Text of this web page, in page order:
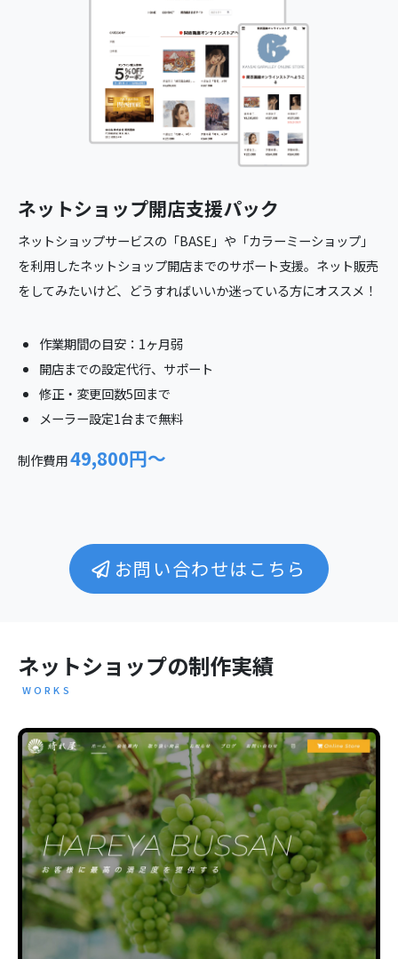
ネットショップ開店支援パック
ネットショップサービスの「BASE」や「カラーミーショップ」
を利用したネットショップ開店までのサポート支援。ネット販売
をしてみたいけど、どうすればいいか迷っている方にオススメ！
作業期間の目安：1ヶ月弱
開店までの設定代行、サポート
修正・変更回数5回まで
メーラー設定1台まで無料
制作費用49,800円〜
お問い合わせはこちら
ネットショップの制作実績
WORKS